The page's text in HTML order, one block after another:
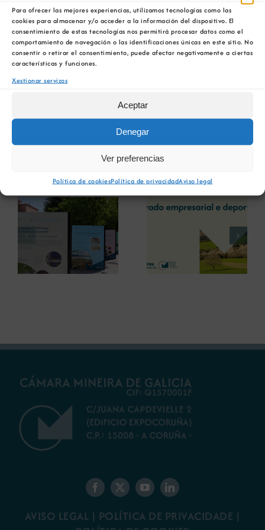
Para ofrecer las mejores experiencias, utilizamos tecnologías como las
cookies para almacenar y/o acceder a la información del dispositivo. El
consentimiento de estas tecnologías nos permitirá procesar datos como el
comportamiento de navegación o las identificaciones únicas en este sitio. No
consentir o retirar el consentimiento, puede afectar negativamente a ciertas
características y funciones.
Xestionar servizos
Aceptar
Denegar
Ver preferencias
Política de cookiesPolítica de privacidadAviso legal
No transcurso da sesión fíxose un repaso ás
actividades realizadas durante o ano 2014 e
tratáronse os diferentes proxectos que se van a
levar a cabo ao longo deste exercicio para
poñer en valor o sector termal galego no campo
nacional e tamén no mercado internacional.
A Asociación naceu en 1985 e na actualidade
está integrada por un total de 19 balnearios das
Novas relacionadas
A COMG reúne a
dous líderes
empresarias con
motivo do seu
Centenario para
debater sobre o
A OIPE e o
CRETUS
presentan as
últimas
innovacións en
restauración
AVISO LEGAL | POLÍTICA DE PRIVACIDADE |